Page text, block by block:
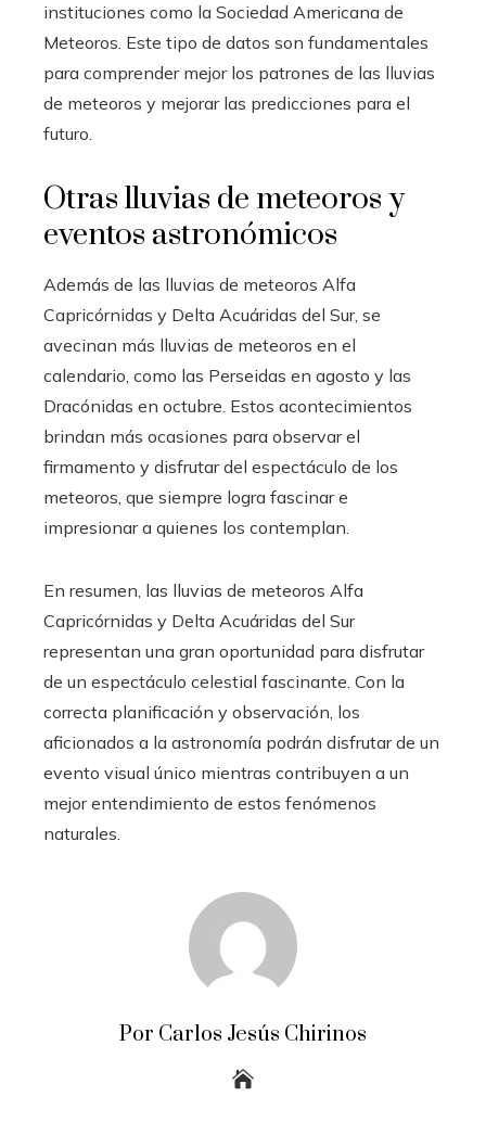
instituciones como la Sociedad Americana de
Meteoros. Este tipo de datos son fundamentales
para comprender mejor los patrones de las lluvias
de meteoros y mejorar las predicciones para el
futuro.
Otras lluvias de meteoros y
eventos astronómicos
Además de las lluvias de meteoros Alfa
Capricórnidas y Delta Acuáridas del Sur, se
avecinan más lluvias de meteoros en el
calendario, como las Perseidas en agosto y las
Dracónidas en octubre. Estos acontecimientos
brindan más ocasiones para observar el
firmamento y disfrutar del espectáculo de los
meteoros, que siempre logra fascinar e
impresionar a quienes los contemplan.
En resumen, las lluvias de meteoros Alfa
Capricórnidas y Delta Acuáridas del Sur
representan una gran oportunidad para disfrutar
de un espectáculo celestial fascinante. Con la
correcta planificación y observación, los
aficionados a la astronomía podrán disfrutar de un
evento visual único mientras contribuyen a un
mejor entendimiento de estos fenómenos
naturales.
Por Carlos Jesús Chirinos